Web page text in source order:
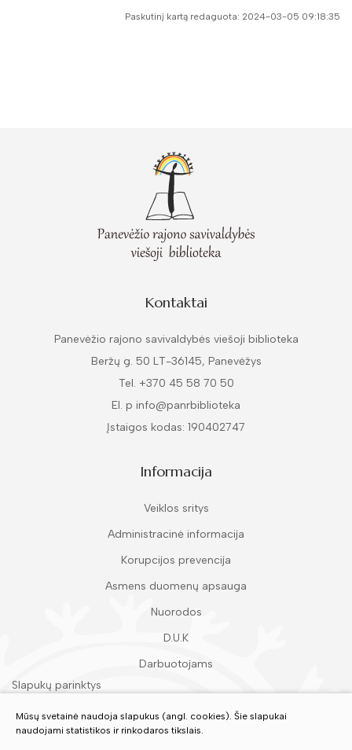
Paskutinį kartą redaguota: 2024-03-05 09:18:35
Kontaktai
Panevėžio rajono savivaldybės viešoji biblioteka
Beržų g. 50 LT-36145, Panevėžys
Tel. +370 45 58 70 50
El. p info@panrbiblioteka
Įstaigos kodas: 190402747
Informacija
Veiklos sritys
Administracinė informacija
Korupcijos prevencija
Asmens duomenų apsauga
Nuorodos
D.U.K
Darbuotojams
Slapukų parinktys
Mūsų svetainė naudoja slapukus (angl. cookies). Šie slapukai
naudojami statistikos ir rinkodaros tikslais.